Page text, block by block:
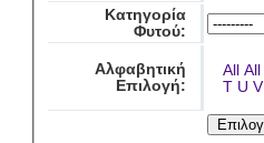
Κατηγορία
Φυτού:
Αλφαβητική
Επιλογή:
All All
T U V